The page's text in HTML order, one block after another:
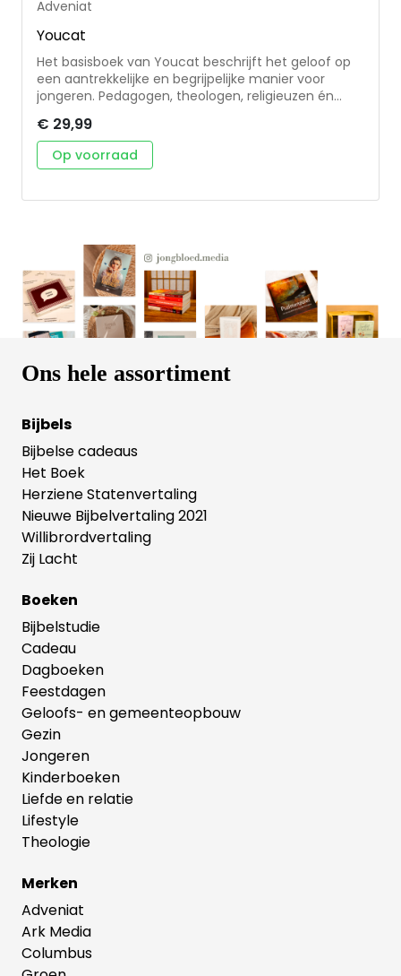
Adveniat
Youcat
Het basisboek van Youcat beschrijft het geloof op
een aantrekkelijke en begrijpelijke manier voor
jongeren. Pedagogen, theologen, religieuzen én
samengewerkt. De taal en de kleurenillustraties zijn
gericht op jongeren van vandaag. Het boek helpt
hen hun geloof beter te verwoorden en beleven. Dit
Nederlandse bisschoppenconferentie.
€ 29,99
Op voorraad
Ons hele assortiment
Bijbels
Bijbelse cadeaus
Het Boek
Herziene Statenvertaling
Nieuwe Bijbelvertaling 2021
Willibrordvertaling
Zij Lacht
Boeken
Bijbelstudie
Cadeau
Dagboeken
Feestdagen
Geloofs- en gemeenteopbouw
Gezin
Jongeren
Kinderboeken
Liefde en relatie
Lifestyle
Theologie
Merken
Adveniat
Ark Media
Columbus